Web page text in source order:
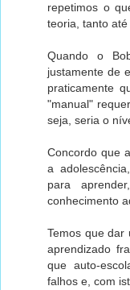
repetimos o
teoria, tanto
Quando o
justamente de
praticamente
"manual"
seja, seria o
Concordo que
a
para
conhecimento
Temos que dar
aprendizado
que auto-
falhos e, com